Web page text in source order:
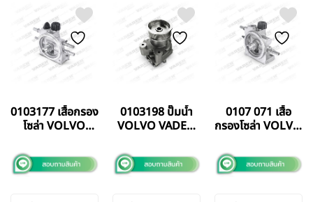
0103177 เสื้อกรอง
โซล่า VOLVO
VADEN TURKEY
0103198 ปั๊มน้ำ
VOLVO VADEN
0107 071 เสื้อ
กรองโซล่า VOLVO
VADEN TURKEY